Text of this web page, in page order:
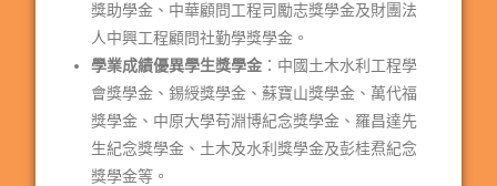
獎助學金、中華顧問工程司勵志獎學金及財團法
人中興工程顧問社勤學獎學金。
學業成績優異學生獎學金 ：中國土木水利工程學
會獎學金、錫綬獎學金、蘇寶山獎學金、萬代福
獎學金、中原大學苟淵博紀念獎學金、羅昌達先
生紀念獎學金、土木及水利獎學金及彭桂焄紀念
獎學金等。